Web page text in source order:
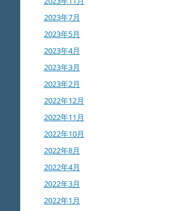
2023年7月
2023年5月
2023年4月
2023年3月
2023年2月
2022年12月
2022年11月
2022年10月
2022年8月
2022年4月
2022年3月
2022年1月